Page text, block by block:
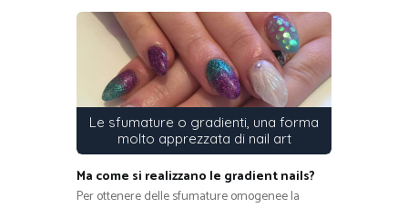
Le sfumature o gradienti, una forma
molto apprezzata di nail art
Ma come si realizzano le gradient nails?
Per ottenere delle sfumature omogenee la